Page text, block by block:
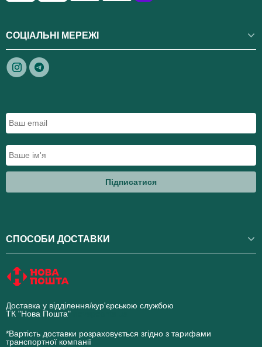
СОЦІАЛЬНІ МЕРЕЖІ
Підписатися
СПОСОБИ ДОСТАВКИ
Доставка у відділення/кур'єрською службою
ТК "Нова Пошта"
*Вартість доставки розраховується згідно з тарифами
транспортної компанії